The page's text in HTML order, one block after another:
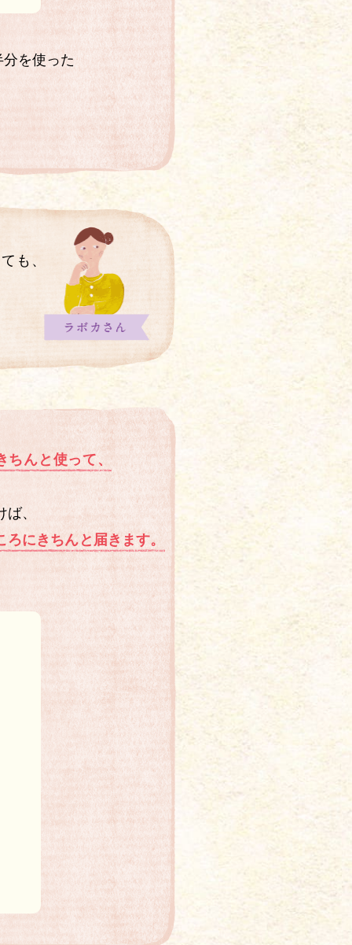
分を使った
も、
ちんと使って、
、
にきちんと届きます。